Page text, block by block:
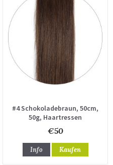
#4 Schokoladebraun, 50cm,
50g, Haartressen
€50
Info Kaufen